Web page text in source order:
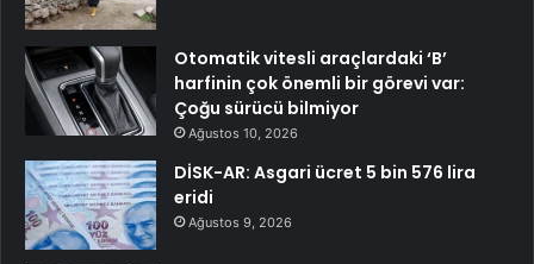
Otomatik vitesli araçlardaki ‘B’
harfinin çok önemli bir görevi var:
Çoğu sürücü bilmiyor
Ağustos 10, 2026
DİSK-AR: Asgari ücret 5 bin 576 lira
eridi
Ağustos 9, 2026